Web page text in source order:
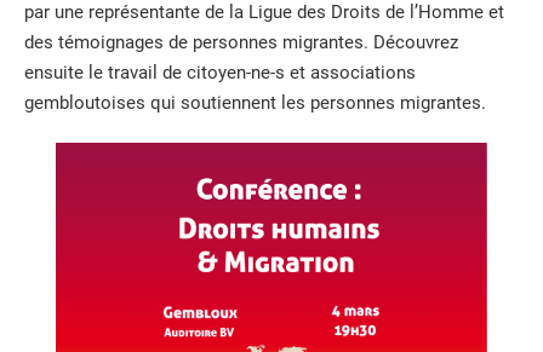
par une représentante de la Ligue des Droits de l’Homme et
des témoignages de personnes migrantes. Découvrez
ensuite le travail de citoyen-ne-s et associations
gembloutoises qui soutiennent les personnes migrantes.